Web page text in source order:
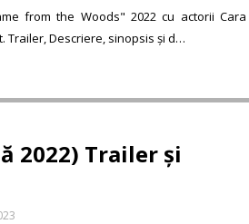
from the Woods" 2022 cu actorii Cara
Trailer, Descriere, sinopsis și d…
2022) Trailer și